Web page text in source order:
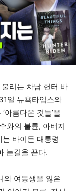
불리는 차남 헌터 바
일 뉴욕타임스와
아름다운 것들’을
와의 불륜, 아버지
바이든 대통령
눈길을 끈다.
와 여동생을 잃은